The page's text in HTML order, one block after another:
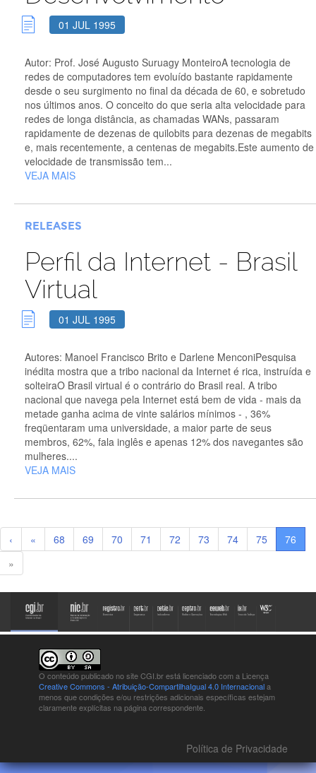
01 JUL 1995
Autor: Prof. José Augusto Suruagy MonteiroA tecnologia de
redes de computadores tem evoluído bastante rapidamente
desde o seu surgimento no final da década de 60, e sobretudo
nos últimos anos. O conceito do que seria alta velocidade para
redes de longa distância, as chamadas WANs, passaram
rapidamente de dezenas de quilobits para dezenas de megabits
e, mais recentemente, a centenas de megabits.Este aumento de
velocidade de transmissão tem...
VEJA MAIS
RELEASES
Perfil da Internet - Brasil
Virtual
01 JUL 1995
Autores: Manoel Francisco Brito e Darlene MenconiPesquisa
inédita mostra que a tribo nacional da Internet é rica, instruída e
solteiraO Brasil virtual é o contrário do Brasil real. A tribo
nacional que navega pela Internet está bem de vida - mais da
metade ganha acima de vinte salários mínimos - , 36%
freqüentaram uma universidade, a maior parte de seus
membros, 62%, fala inglês e apenas 12% dos navegantes são
mulheres....
VEJA MAIS
‹ « 68 69 70 71 72 73 74 75
76
»
O conteúdo publicado no site CGI.br está licenciado com a Licença
Creative Commons - Atribuição-CompartilhaIgual 4.0 Internacionala
menos que condições e/ou restrições adicionais específicas estejam
claramente explícitas na página correspondente.
Política de Privacidade